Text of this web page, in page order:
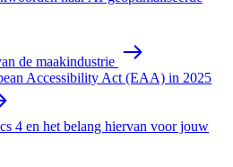
de maakindustrie
Accessibility Act (EAA) in 2025
4 en het belang hiervan voor jouw